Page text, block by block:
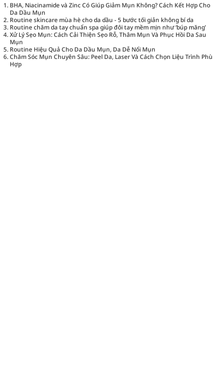
BHA, Niacinamide và Zinc Có Giúp Giảm Mụn Không? Cách Kết Hợp Cho
Da Dầu Mụn
Routine skincare mùa hè cho da dầu - 5 bước tối giản không bí da
Routine chăm da tay chuẩn spa giúp đôi tay mềm mịn như ‘búp măng’
Xử Lý Sẹo Mụn: Cách Cải Thiện Sẹo Rỗ, Thâm Mụn Và Phục Hồi Da Sau
Mụn
Routine Hiệu Quả Cho Da Dầu Mụn, Da Dễ Nổi Mụn
Chăm Sóc Mụn Chuyên Sâu: Peel Da, Laser Và Cách Chọn Liệu Trình Phù
Hợp